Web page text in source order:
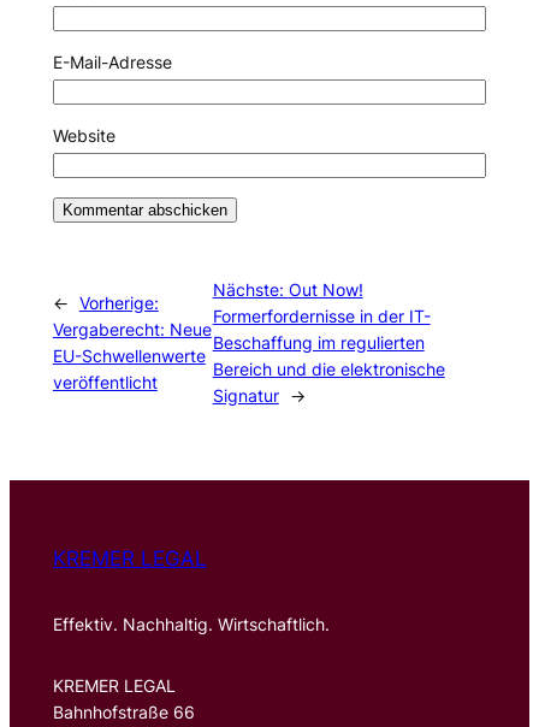
E-Mail-Adresse
Website
← Vorherige:
Vergaberecht: Neue
EU-Schwellenwerte
veröffentlicht
Nächste: Out Now!
Formerfordernisse in der IT-
Beschaffung im regulierten
Bereich und die elektronische
Signatur
→
KREMER LEGAL
Effektiv. Nachhaltig. Wirtschaftlich.
KREMER LEGAL
Bahnhofstraße 66